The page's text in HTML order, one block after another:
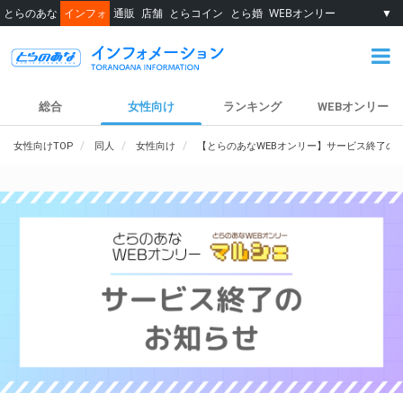
とらのあな インフォ 通販 店舗 とらコイン とら婚 WEBオンリー ▼
総合 女性向け ランキング WEBオンリー
女性向けTOP 同人 女性向け 【とらのあなWEBオンリー】サービス終了の